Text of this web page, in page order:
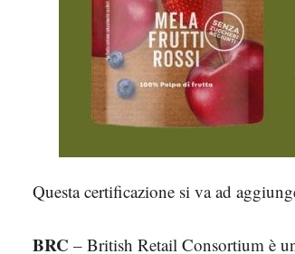
Questa certificazione si va ad
BRC – British Retail Consortium è